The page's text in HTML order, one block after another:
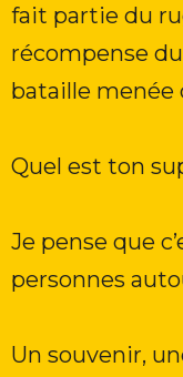
fait partie du
récompense
bataille menée
Quel est ton
Je pense que
personnes
Un souvenir,